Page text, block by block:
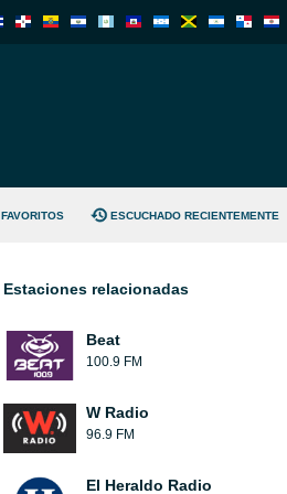
FAVORITOS ESCUCHADO RECIENTEMENTE
Estaciones relacionadas
Beat
100.9 FM
W Radio
96.9 FM
El Heraldo Radio